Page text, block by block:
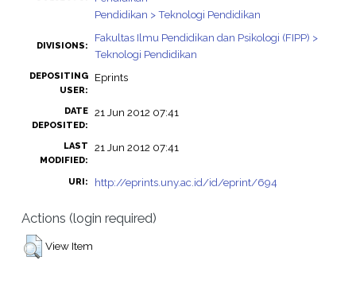
Pendidikan > Teknologi Pendidikan
DIVISIONS:
Fakultas Ilmu Pendidikan dan Psikologi (FIPP) >
Teknologi Pendidikan
DEPOSITING
USER:
Eprints
DATE
DEPOSITED:
21 Jun 2012 07:41
LAST
MODIFIED:
21 Jun 2012 07:41
URI: http://eprints.uny.ac.id/id/eprint/694
Actions (login required)
View Item